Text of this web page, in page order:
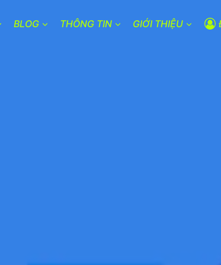
BLOG THÔNG TIN GIỚI THIỆU